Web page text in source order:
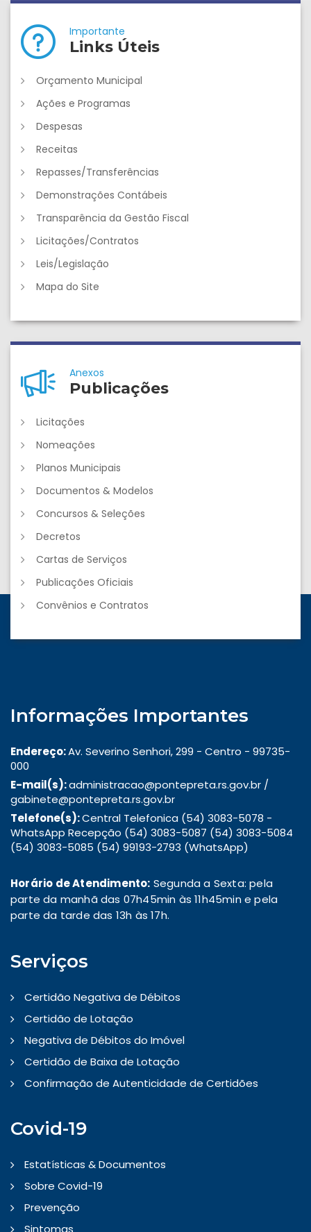
Importante
Links Úteis
Orçamento Municipal
Ações e Programas
Despesas
Receitas
Repasses/Transferências
Demonstrações Contábeis
Transparência da Gestão Fiscal
Licitações/Contratos
Leis/Legislação
Mapa do Site
Anexos
Publicações
Licitações
Nomeações
Planos Municipais
Documentos & Modelos
Concursos & Seleções
Decretos
Cartas de Serviços
Publicações Oficiais
Convênios e Contratos
Informações Importantes
Endereço:Av. Severino Senhori, 299 - Centro - 99735-
000
E-mail(s):administracao@pontepreta.rs.gov.br /
gabinete@pontepreta.rs.gov.br
Telefone(s):Central Telefonica (54) 3083-5078 -
WhatsApp Recepção (54) 3083-5087 (54) 3083-5084
(54) 3083-5085 (54) 99193-2793 (WhatsApp)
Horário de Atendimento: Segunda a Sexta: pela
parte da manhã das 07h45min às 11h45min e pela
parte da tarde das 13h às 17h.
Serviços
Certidão Negativa de Débitos
Certidão de Lotação
Negativa de Débitos do Imóvel
Certidão de Baixa de Lotação
Confirmação de Autenticidade de Certidões
Covid-19
Estatísticas & Documentos
Sobre Covid-19
Prevenção
Sintomas